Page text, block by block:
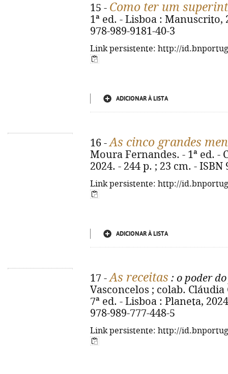
15 - Como ter um
1ª ed. - Lisboa : Manuscrito,
978-989-9181-40-3
Link persistente: http://
ADICIONAR À LISTA
16 -As cinco grandes
Moura Fernandes. - 1ª ed. -
2024. - 244 p. ; 23 cm. - ISBN
Link persistente: http://
ADICIONAR À LISTA
17 -As receitas : o poder
Vasconcelos ; colab.
7ª ed. - Lisboa : Planeta,
978-989-777-448-5
Link persistente: http://